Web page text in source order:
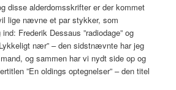
disse alderdomsskrifter er der kommet
lige nævne et par stykker, som
Frederik Dessaus ”radiodage” og
nær” – den sidstnævnte har jeg
og sammen har vi nydt side op og
”En oldings optegnelser” – den titel